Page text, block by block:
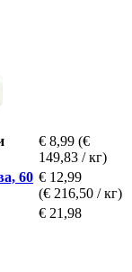
€ 8,99 (€
149,83 / кг)
60 € 12,99
(€ 216,50 / кг)
€ 21,98